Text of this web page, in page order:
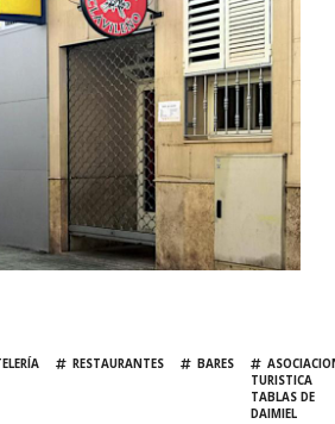
RESTAURANTES BARES
TURISTICA
TABLAS DE
DAIMIEL